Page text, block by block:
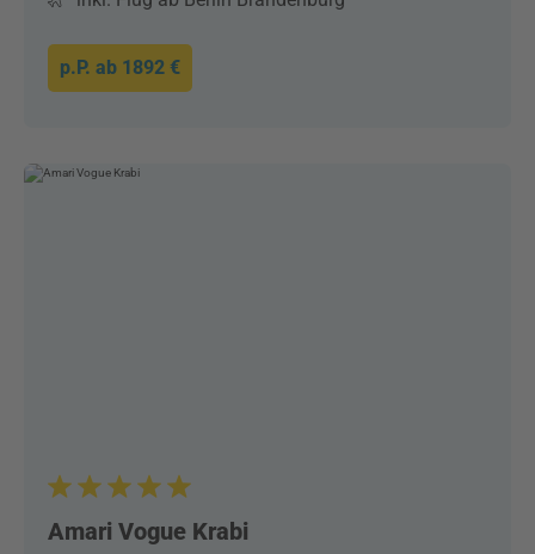
p.P. ab 1892 €
Amari Vogue Krabi